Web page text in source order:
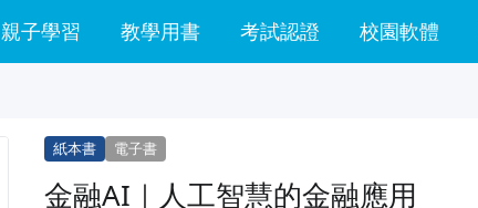
親子學習 教學用書 考試認證 校園軟體
紙本書 電子書
金融AI｜人工智慧的金融應用